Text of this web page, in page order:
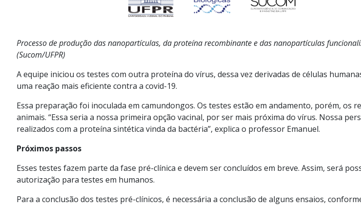
Processo de produção das nanopartículas, da proteína recombinante e das nanopartículas
(Sucom/UFPR)
A equipe iniciou os testes com outra proteína do vírus, dessa vez derivadas de células
uma reação mais eficiente contra a covid-19.
Essa preparação foi inoculada em camundongos. Os testes estão em andamento, porém,
animais. “Essa seria a nossa primeira opção vacinal, por ser mais próxima do vírus. Nossa
realizados com a proteína sintética vinda da bactéria”, explica o professor Emanuel.
Próximos passos
Esses testes fazem parte da fase pré-clínica e devem ser concluídos em breve. Assim, será
autorização para testes em humanos.
Para a conclusão dos testes pré-clínicos, é necessária a conclusão de alguns ensaios,